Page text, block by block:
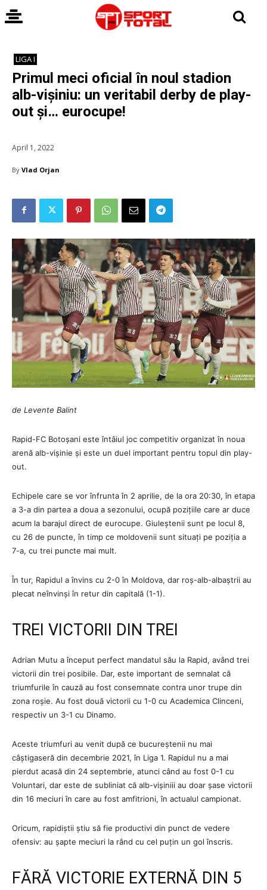
LIGA I
Primul meci oficial în noul stadion
alb-vișiniu: un veritabil derby de play-
out și… eurocupe!
April 1, 2022
By Vlad Orjan
de Levente Balint
Rapid-FC Botoșani este întâiul joc competitiv organizat în noua
arenă alb-vișinie și este un duel important pentru topul din play-
out.
Echipele care se vor înfrunta în 2 aprilie, de la ora 20:30, în etapa
a 3-a din partea a doua a sezonului, ocupă pozițiile care ar duce
acum la barajul direct de eurocupe. Giuleștenii sunt pe locul 8,
cu 26 de puncte, în timp ce moldovenii sunt situați pe poziția a
7-a, cu trei puncte mai mult.
În tur, Rapidul a învins cu 2-0 în Moldova, dar roș-alb-albaștrii au
plecat neînvinși în retur din capitală (1-1).
TREI VICTORII DIN TREI
Adrian Mutu a început perfect mandatul său la Rapid, având trei
victorii din trei posibile. Dar, este important de semnalat că
triumfurile în cauză au fost consemnate contra unor trupe din
zona roșie. Au fost două victorii cu 1-0 cu Academica Clinceni,
respectiv un 3-1 cu Dinamo.
Aceste triumfuri au venit după ce bucureștenii nu mai
câștigaseră din decembrie 2021, în Liga 1. Rapidul nu a mai
pierdut acasă din 24 septembrie, atunci când au fost 0-1 cu
Voluntari, dar este de subliniat că alb-vișiniii au doar șase victorii
din 16 meciuri în care au fost amfitrioni, în actualul campionat.
Oricum, rapidiștii știu să fie productivi din punct de vedere
ofensiv: au șapte meciuri la rând cu cel puțin un gol înscris.
FĂRĂ VICTORIE EXTERNĂ DIN 5